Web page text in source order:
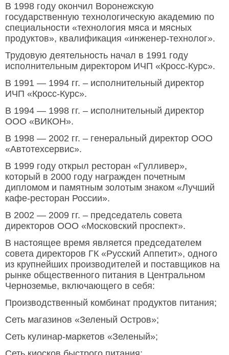
В 1998 году окончил Воронежскую
государственную технологическую академию по
специальности «технология мяса и мясных
продуктов», квалификация «инженер-технолог».
Трудовую деятельность начал в 1991 году
исполнительным директором ИЧП «Кросс-Курс».
В 1991 — 1994 гг. – исполнительный директор
ИЧП «Кросс-Курс».
В 1994 — 1998 гг. – исполнительный директор
ООО «ВИКОН».
В 1998 — 2002 гг. – генеральный директор ООО
«Автотехсервис».
В 1999 году открыл ресторан «Гулливер»,
который в 2000 году награжден почетным
дипломом и памятным золотым знаком «Лучший
кафе-ресторан России».
В 2002 — 2009 гг. – председатель совета
директоров ООО «Московский проспект».
В настоящее время является председателем
совета директоров ГК «Русский Аппетит», одного
из крупнейших производителей и поставщиков на
рынке общественного питания в Центральном
Черноземье, включающего в себя:
Производственный комбинат продуктов питания;
Сеть магазинов «Зеленый Остров»;
Сеть кулинар-маркетов «Зеленый»;